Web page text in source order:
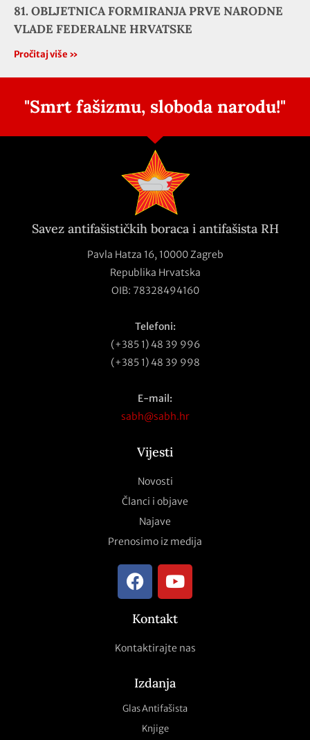
81. OBLJETNICA FORMIRANJA PRVE NARODNE
VLADE FEDERALNE HRVATSKE
Pročitaj više »
"Smrt fašizmu, sloboda narodu!"
Savez antifašističkih boraca i antifašista RH
Pavla Hatza 16, 10000 Zagreb
Republika Hrvatska
OIB: 78328494160
Telefoni:
(+385 1) 48 39 996
(+385 1) 48 39 998
E-mail:
sabh@sabh.hr
Vijesti
Novosti
Članci i objave
Najave
Prenosimo iz medija
Kontakt
Kontaktirajte nas
Izdanja
Glas Antifašista
Knjige